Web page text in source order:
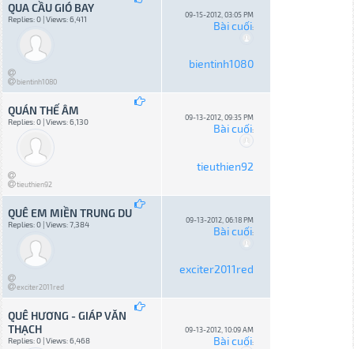
QUA CẦU GIÓ BAY
Replies: 0 | Views: 6,411
bientinh1080
09-15-2012, 03:05 PM
Bài cuối:
bientinh1080
QUÁN THẾ ÂM
Replies: 0 | Views: 6,130
tieuthien92
09-13-2012, 09:35 PM
Bài cuối:
tieuthien92
QUÊ EM MIỀN TRUNG DU
Replies: 0 | Views: 7,384
exciter2011red
09-13-2012, 06:18 PM
Bài cuối:
exciter2011red
QUÊ HƯƠNG - GIÁP VĂN
THẠCH
Replies: 0 | Views: 6,468
09-13-2012, 10:09 AM
Bài cuối: